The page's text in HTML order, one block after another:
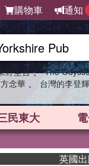
購物車 通知
野圭吾 、 The
方念華 、 台灣的李登
民東大
英國出版界指